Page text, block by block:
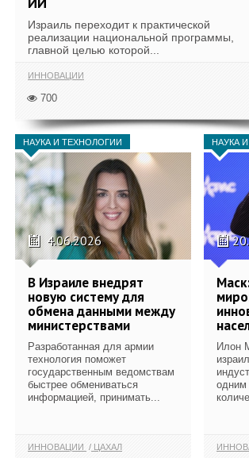
Израиль переходит к практической
реализации национальной программы,
главной целью которой...
ИННОВАЦИИ
700
НАУКА И ТЕХНОЛОГИИ
4.06.2026
В Израиле внедрят
новую систему для
обмена данными между
министерствами
Разработанная для армии
технология поможет
государственным ведомствам
быстрее обмениваться
информацией, принимать...
ИННОВАЦИИ ЦАХАЛ
НАУКА
Илон
одним